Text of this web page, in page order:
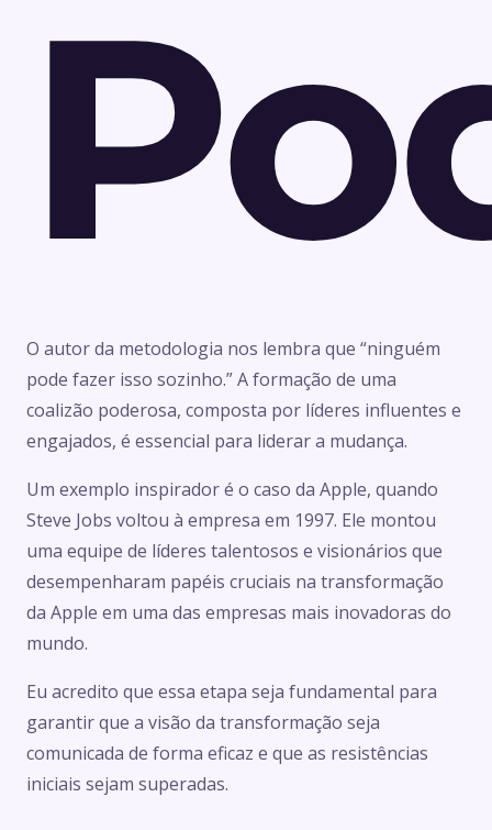
O autor da metodologia nos lembra que “ninguém
pode fazer isso sozinho.” A formação de uma
coalizão poderosa, composta por líderes influentes e
engajados, é essencial para liderar a mudança.
Um exemplo inspirador é o caso da Apple, quando
Steve Jobs voltou à empresa em 1997. Ele montou
uma equipe de líderes talentosos e visionários que
desempenharam papéis cruciais na transformação
da Apple em uma das empresas mais inovadoras do
mundo.
Eu acredito que essa etapa seja fundamental para
garantir que a visão da transformação seja
comunicada de forma eficaz e que as resistências
iniciais sejam superadas.